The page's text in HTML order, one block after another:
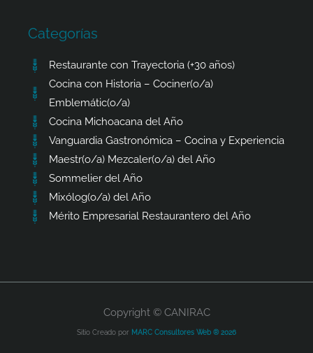
Categorías
Restaurante con Trayectoria (+30 años)
Cocina con Historia – Cociner(o/a)
Emblemátic(o/a)
Cocina Michoacana del Año
Vanguardia Gastronómica – Cocina y Experiencia
Maestr(o/a) Mezcaler(o/a) del Año
Sommelier del Año
Mixólog(o/a) del Año
Mérito Empresarial Restaurantero del Año
Copyright © CANIRAC
Sitio Creado por MARC Consultores Web ® 2026